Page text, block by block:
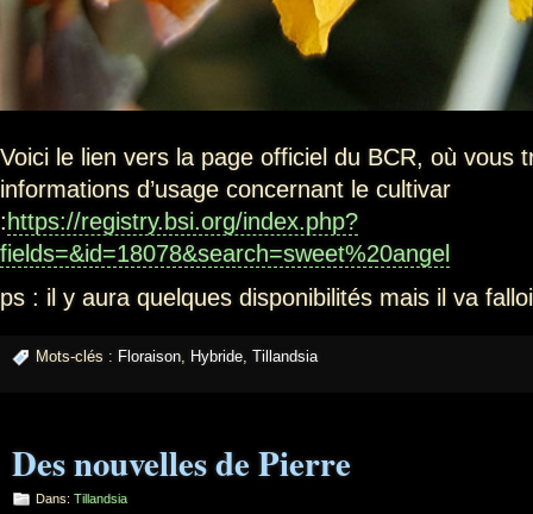
Voici le lien vers la page officiel du BCR, où vous
informations d’usage concernant le cultivar
: https://registry.bsi.org/index.php?
fields=&id=18078&search=sweet%20angel
ps : il y aura quelques disponibilités mais il va
Mots-clés : Floraison Hybride Tillandsia
Des nouvelles de Pierre
Dans: Tillandsia